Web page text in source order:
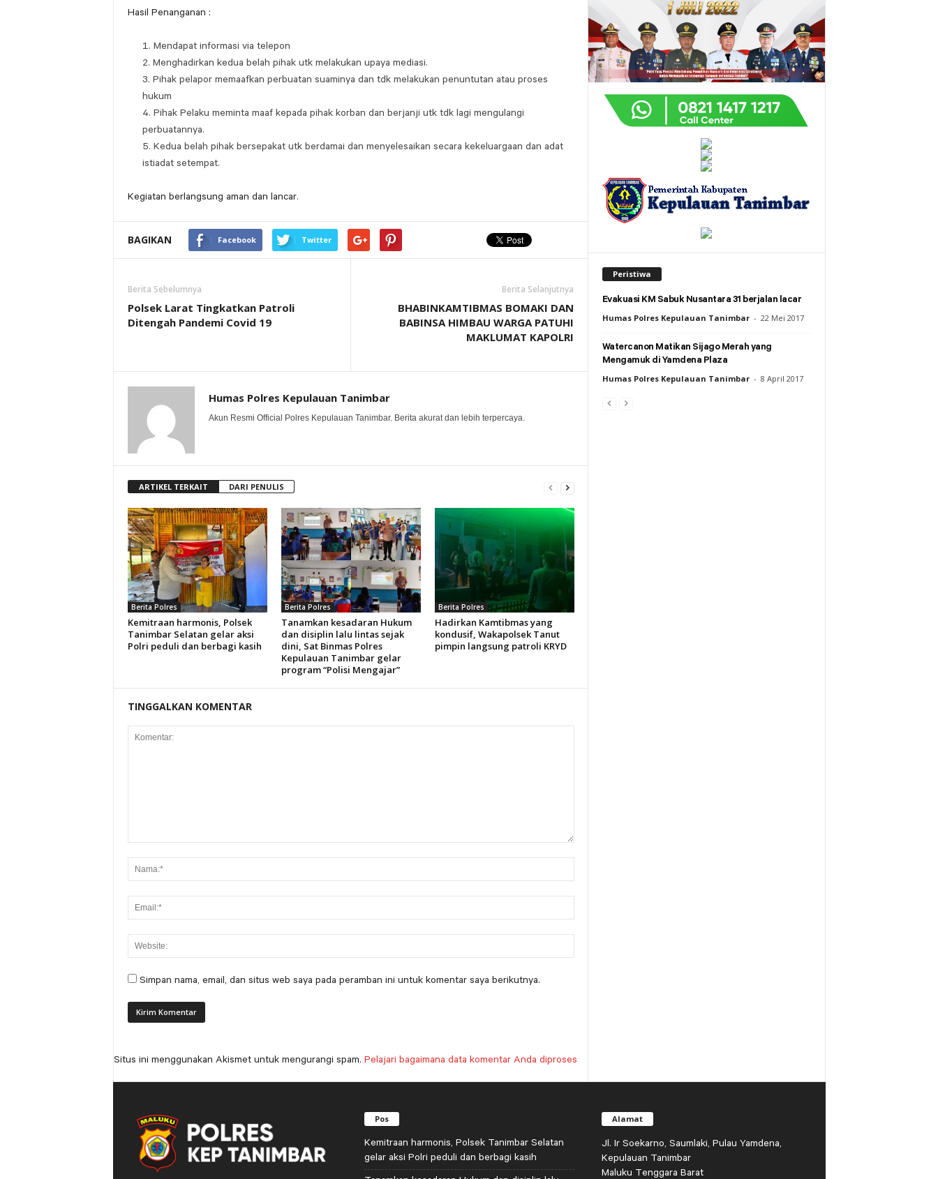
Hasil Penanganan :
Mendapat informasi via telepon
Menghadirkan kedua belah pihak utk melakukan upaya mediasi.
Pihak pelapor memaafkan perbuatan suaminya dan tdk melakukan penuntutan atau proses
hukum
Pihak Pelaku meminta maaf kepada pihak korban dan berjanji utk tdk lagi mengulangi
perbuatannya.
Kedua belah pihak bersepakat utk berdamai dan menyelesaikan secara kekeluargaan dan adat
istiadat setempat.
Kegiatan berlangsung aman dan lancar.
BAGIKAN Facebook Twitter
Berita Sebelumnya
Polsek Larat Tingkatkan Patroli
Ditengah Pandemi Covid 19
Berita Selanjutnya
BHABINKAMTIBMAS BOMAKI DAN
BABINSA HIMBAU WARGA PATUHI
MAKLUMAT KAPOLRI
Humas Polres Kepulauan Tanimbar
Akun Resmi Official Polres Kepulauan Tanimbar. Berita akurat dan lebih terpercaya.
ARTIKEL TERKAIT DARI PENULIS
Berita Polres
Kemitraan harmonis, Polsek
Tanimbar Selatan gelar aksi
Polri peduli dan berbagi kasih
Berita Polres
Tanamkan kesadaran Hukum
dan disiplin lalu lintas sejak
dini, Sat Binmas Polres
Kepulauan Tanimbar gelar
program “Polisi Mengajar”
Berita Polres
Hadirkan Kamtibmas yang
kondusif, Wakapolsek Tanut
pimpin langsung patroli KRYD
TINGGALKAN KOMENTAR
Simpan nama, email, dan situs web saya pada peramban ini untuk komentar saya berikutnya.
Situs ini menggunakan Akismet untuk mengurangi spam. Pelajari bagaimana data komentar Anda diproses
Peristiwa
Evakuasi KM Sabuk Nusantara 31 berjalan lacar
Humas Polres Kepulauan Tanimbar - 22 Mei 2017
Watercanon Matikan Sijago Merah yang
Mengamuk di Yamdena Plaza
Humas Polres Kepulauan Tanimbar - 8 April 2017
Pos
Kemitraan harmonis, Polsek Tanimbar Selatan
gelar aksi Polri peduli dan berbagi kasih
Alamat
Jl. Ir Soekarno, Saumlaki, Pulau Yamdena,
Kepulauan Tanimbar
Maluku Tenggara Barat